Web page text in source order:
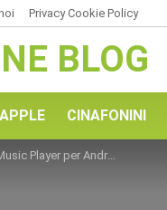
Privacy Cookie Policy
BLOG
APPLE CINAFONINI
Player per Android